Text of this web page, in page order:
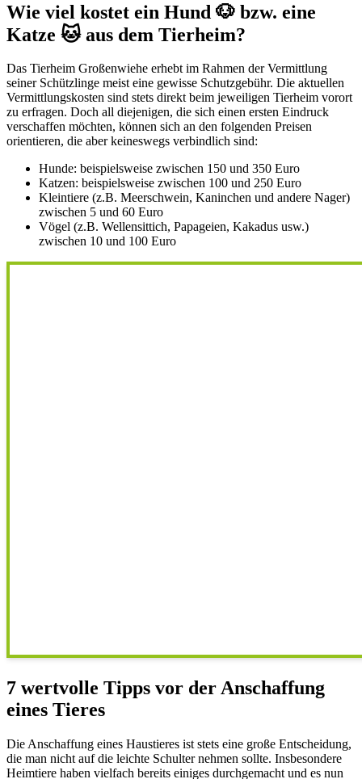
Wie viel kostet ein Hund 🐶 bzw. eine
Katze 🐱 aus dem Tierheim?
Das Tierheim Großenwiehe erhebt im Rahmen der Vermittlung
seiner Schützlinge meist eine gewisse Schutzgebühr. Die aktuellen
Vermittlungskosten sind stets direkt beim jeweiligen Tierheim vorort
zu erfragen. Doch all diejenigen, die sich einen ersten Eindruck
verschaffen möchten, können sich an den folgenden Preisen
orientieren, die aber keineswegs verbindlich sind:
Hunde: beispielsweise zwischen 150 und 350 Euro
Katzen: beispielsweise zwischen 100 und 250 Euro
Kleintiere (z.B. Meerschwein, Kaninchen und andere Nager)
zwischen 5 und 60 Euro
Vögel (z.B. Wellensittich, Papageien, Kakadus usw.)
zwischen 10 und 100 Euro
7 wertvolle Tipps vor der Anschaffung
eines Tieres
Die Anschaffung eines Haustieres ist stets eine große Entscheidung,
die man nicht auf die leichte Schulter nehmen sollte. Insbesondere
Heimtiere haben vielfach bereits einiges durchgemacht und es nun